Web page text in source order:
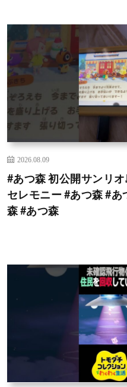
2026.08.09
#あつ森 初公開サンリ
セレモニー #あつ森 #
森 #あつ森